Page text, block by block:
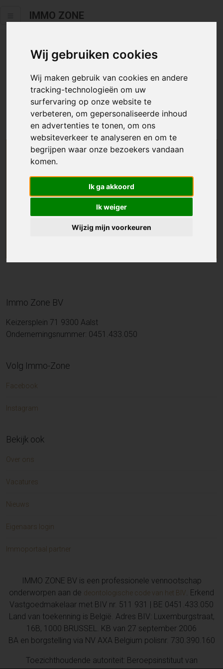
Wij gebruiken cookies
Wij maken gebruik van cookies en andere
tracking-technologieën om uw
surfervaring op onze website te
verbeteren, om gepersonaliseerde inhoud
en advertenties te tonen, om ons
websiteverkeer te analyseren en om te
begrijpen waar onze bezoekers vandaan
komen.
Ik ga akkoord
Ik weiger
Wijzig mijn voorkeuren
IMMO ZONE
Helaas staat dit zoekertje niet
meer online.
Neem zeker een kijkje in ons aanbod te koop
We helpen u graag zoeken
Maak hier een zoekprofiel aan en we houden u op
de hoogte van passend aanbod.
Immo Zone BV
Keizersplein 71 9300 Aalst
Ondernemingsnummer: 0451.433.050
Volg Immo-Zone
Facebook
Instagram
Bekijk ook
Over ons
Vacatures
Nieuws
Eigenaars login
Immoportaal partner
IMMO ZONE BV is een professionele vennootschap
onderworpen aan de deontologische code van het BIV. Erkend
Vastgoedmakelaar met BIV nr. 511 931 | BE 0451.433.050
Land van toekenning is België. Adres BIV: Luxemburgstraat,
16B, 1000 BRUSSEL. KB van 27 september 2006
BA en borgstelling via NV AXA Belgium polisnr. 730.390.160
Toezichthoudende autoriteit: Beroepsinstituut van